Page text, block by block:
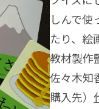
しんで使
たり、絵
教材製作
佐々木知
購入先）